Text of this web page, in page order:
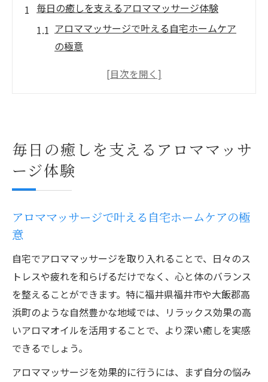
毎日の癒しを支えるアロママッサージ体験
アロママッサージで叶える自宅ホームケア
の極意
痩身エステ体験が癒しと美容に与える効果
女性専用サロンの安心感とホームケアの違
い
肩こりやむくみに効くアロママッサージの
痩身エステが叶える心身リフレッシュ習慣
ポイント
福井で人気のリンパマッサージと痩身体験
談
ホームケアで続ける痩身エステの効果的な
方法
エステとアロマで心身をリフレッシュする
コツ
毎日の癒しを支えるアロママッサ
ージ体験
アロママッサージで叶える自宅ホームケアの極
意
自宅でアロママッサージを取り入れることで、日々のス
トレスや疲れを和らげるだけでなく、心と体のバランス
を整えることができます。特に福井県福井市や大飯郡高
浜町のような自然豊かな地域では、リラックス効果の高
いアロマオイルを活用することで、より深い癒しを実感
できるでしょう。
アロママッサージを効果的に行うには、まず自分の悩み